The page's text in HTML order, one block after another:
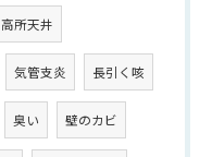
高所天井
気管支炎 長引く咳
臭い 壁のカビ